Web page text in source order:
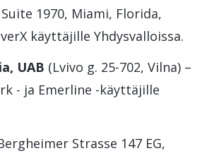
1970, Miami, Florida,
käyttäjille Yhdysvalloissa.
UAB (Lvivo g. 25-702, Vilna) –
- ja Emerline -käyttäjille
Strasse 147 EG,